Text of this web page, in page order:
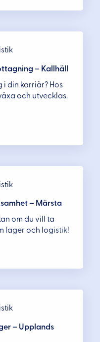
– Kallhäll
i din karriär? Hos
och utvecklas.
– Märsta
om du vill ta
lager och logistik!
– Upplands